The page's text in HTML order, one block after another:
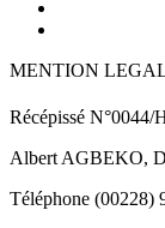
MENTION
Récépissé
Albert AGBEKO,
Téléphone (00228)